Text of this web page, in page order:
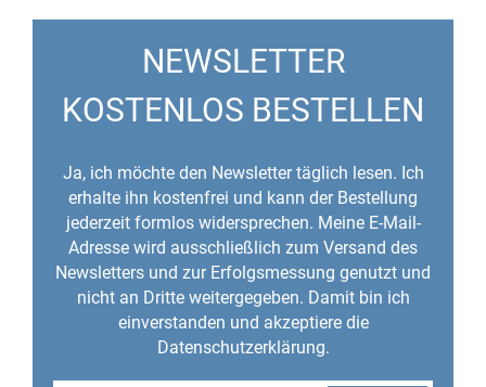
NEWSLETTER
KOSTENLOS BESTELLEN
Ja, ich möchte den Newsletter täglich lesen. Ich
erhalte ihn kostenfrei und kann der Bestellung
jederzeit formlos widersprechen. Meine E-Mail-
Adresse wird ausschließlich zum Versand des
Newsletters und zur Erfolgsmessung genutzt und
nicht an Dritte weitergegeben. Damit bin ich
einverstanden und akzeptiere die
Datenschutzerklärung.